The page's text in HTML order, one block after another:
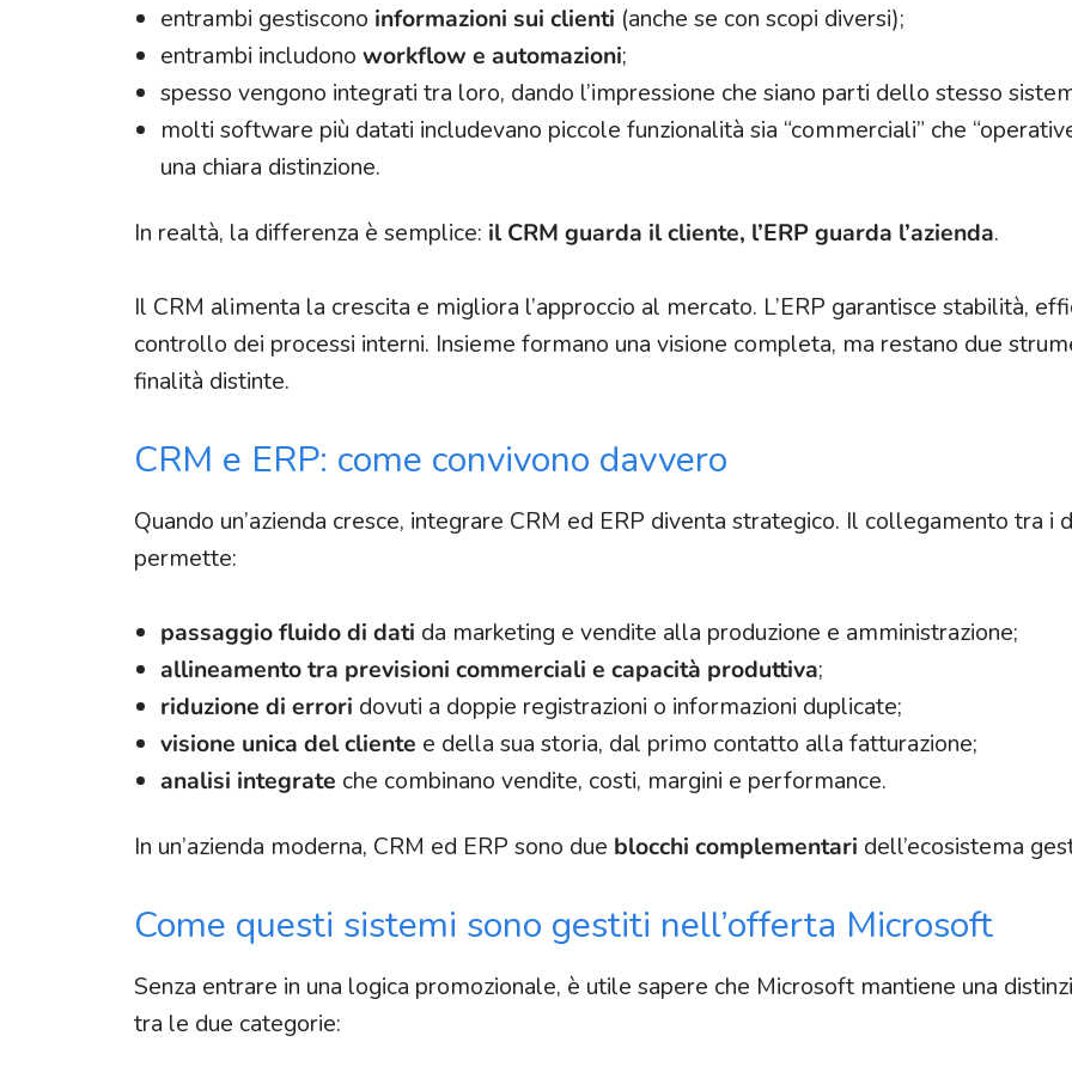
entrambi gestiscono informazioni sui clienti (anche se con scopi diversi);
entrambi includono workflow e automazioni;
spesso vengono integrati tra loro, dando l’impressione che siano parti dello stesso
molti software più datati includevano piccole funzionalità sia “commerciali” che
una chiara distinzione.
In realtà, la differenza è semplice: il CRM guarda il cliente, l’ERP guarda l’azienda.
Il CRM alimenta la crescita e migliora l’approccio al mercato. L’ERP garantisce stabilità,
controllo dei processi interni. Insieme formano una visione completa, ma restano due
finalità distinte.
CRM e ERP: come convivono davvero
Quando un’azienda cresce, integrare CRM ed ERP diventa strategico. Il collegamento tra i
permette:
passaggio fluido di dati da marketing e vendite alla produzione e amministrazione;
allineamento tra previsioni commerciali e capacità produttiva;
riduzione di errori dovuti a doppie registrazioni o informazioni duplicate;
visione unica del cliente e della sua storia, dal primo contatto alla fatturazione;
analisi integrate che combinano vendite, costi, margini e performance.
In un’azienda moderna, CRM ed ERP sono due blocchi complementari dell’ecosistema
Come questi sistemi sono gestiti nell’offerta Microsoft
Senza entrare in una logica promozionale, è utile sapere che Microsoft mantiene una
tra le due categorie: